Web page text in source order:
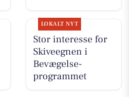
LOKALT NYT
Stor interesse for
Skiveegnen i
Bevægelse-
programmet